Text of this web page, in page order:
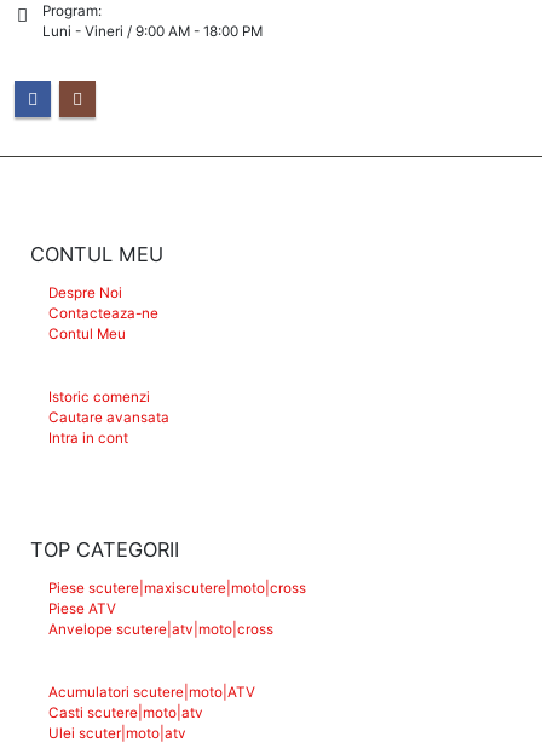
Program:
Luni - Vineri / 9:00 AM - 18:00 PM
CONTUL MEU
Despre Noi
Contacteaza-ne
Contul Meu
Istoric comenzi
Cautare avansata
Intra in cont
TOP CATEGORII
Piese scutere|maxiscutere|moto|cross
Piese ATV
Anvelope scutere|atv|moto|cross
Acumulatori scutere|moto|ATV
Casti scutere|moto|atv
Ulei scuter|moto|atv